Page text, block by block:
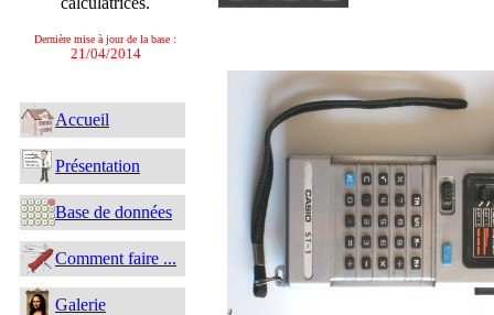
Dernière mise à jour de la base :
21/04/2014
Accueil
Présentation
Base de données
Comment faire ...
Galerie